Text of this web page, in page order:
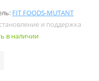
FIT FOODS-MUTANT
и поддержка
в наличии